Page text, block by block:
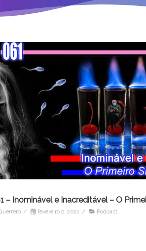
– Inominável e Inacreditável – O
/ fevereiro 2, 2021 / Podcast